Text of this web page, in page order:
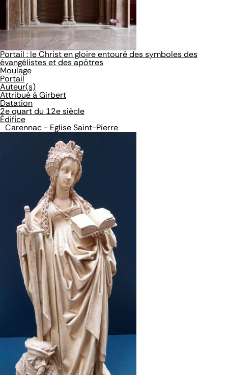
Portail : le Christ en gloire entouré des symboles des
évangélistes et des apôtres
Moulage
Portail
Auteur(s)
Attribué à Girbert
Datation
2e quart du 12e siècle
Édifice
Carennac - Eglise Saint-Pierre